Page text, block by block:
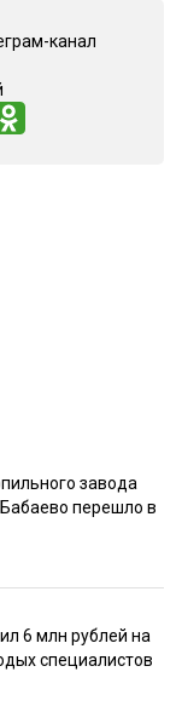
канал
завода
перешло в
6 млн рублей на
специалистов